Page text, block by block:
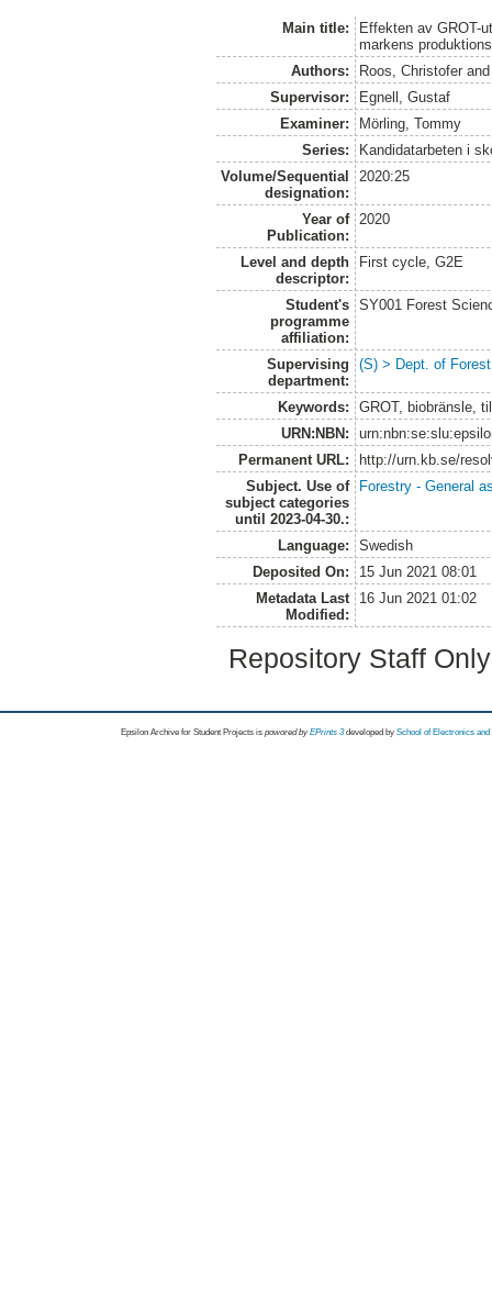
Main title:
Effekten av GROT-
markens
Authors:
Roos, Christofer
Supervisor:
Egnell, Gustaf
Examiner:
Mörling, Tommy
Series:
Kandidatarbeten i
Volume/Sequential
designation:
2020:25
Year of
Publication:
2020
Level and depth
descriptor:
First cycle, G2E
Student's
programme
affiliation:
SY001 Forest
Supervising
department:
(S) > Dept. of
Keywords:
GROT, biobränsle,
URN:NBN:
Permanent URL:
http://urn.kb.se/
Subject. Use of
subject categories
until 2023-04-30.:
Forestry - General
Language:
Swedish
Deposited On:
15 Jun 2021 08:01
Metadata Last
Modified:
16 Jun 2021 01:02
Repository Staff
Epsilon Archive for Student Projects is powored byEPrints 3 developed by School of Electronics